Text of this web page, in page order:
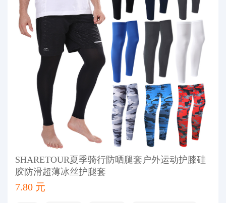
SHARETOUR夏季骑行防晒腿套户外运动护膝硅
胶防滑超薄冰丝护腿套
7.80 元